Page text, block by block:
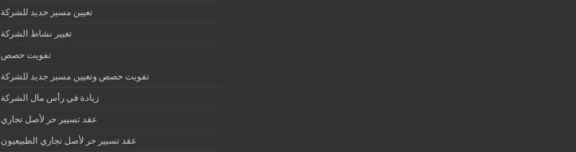
تعيين مسير جديد للشركة
تغيير نشاط الشركة
تفويت حصص
تفويت حصص وتعيين مسير جديد للشركة
زيادة في رأس مال الشركة
عقد تسيير حر لأصل تجاري
عقد تسيير حر لأصل تجاري الطبيعيون